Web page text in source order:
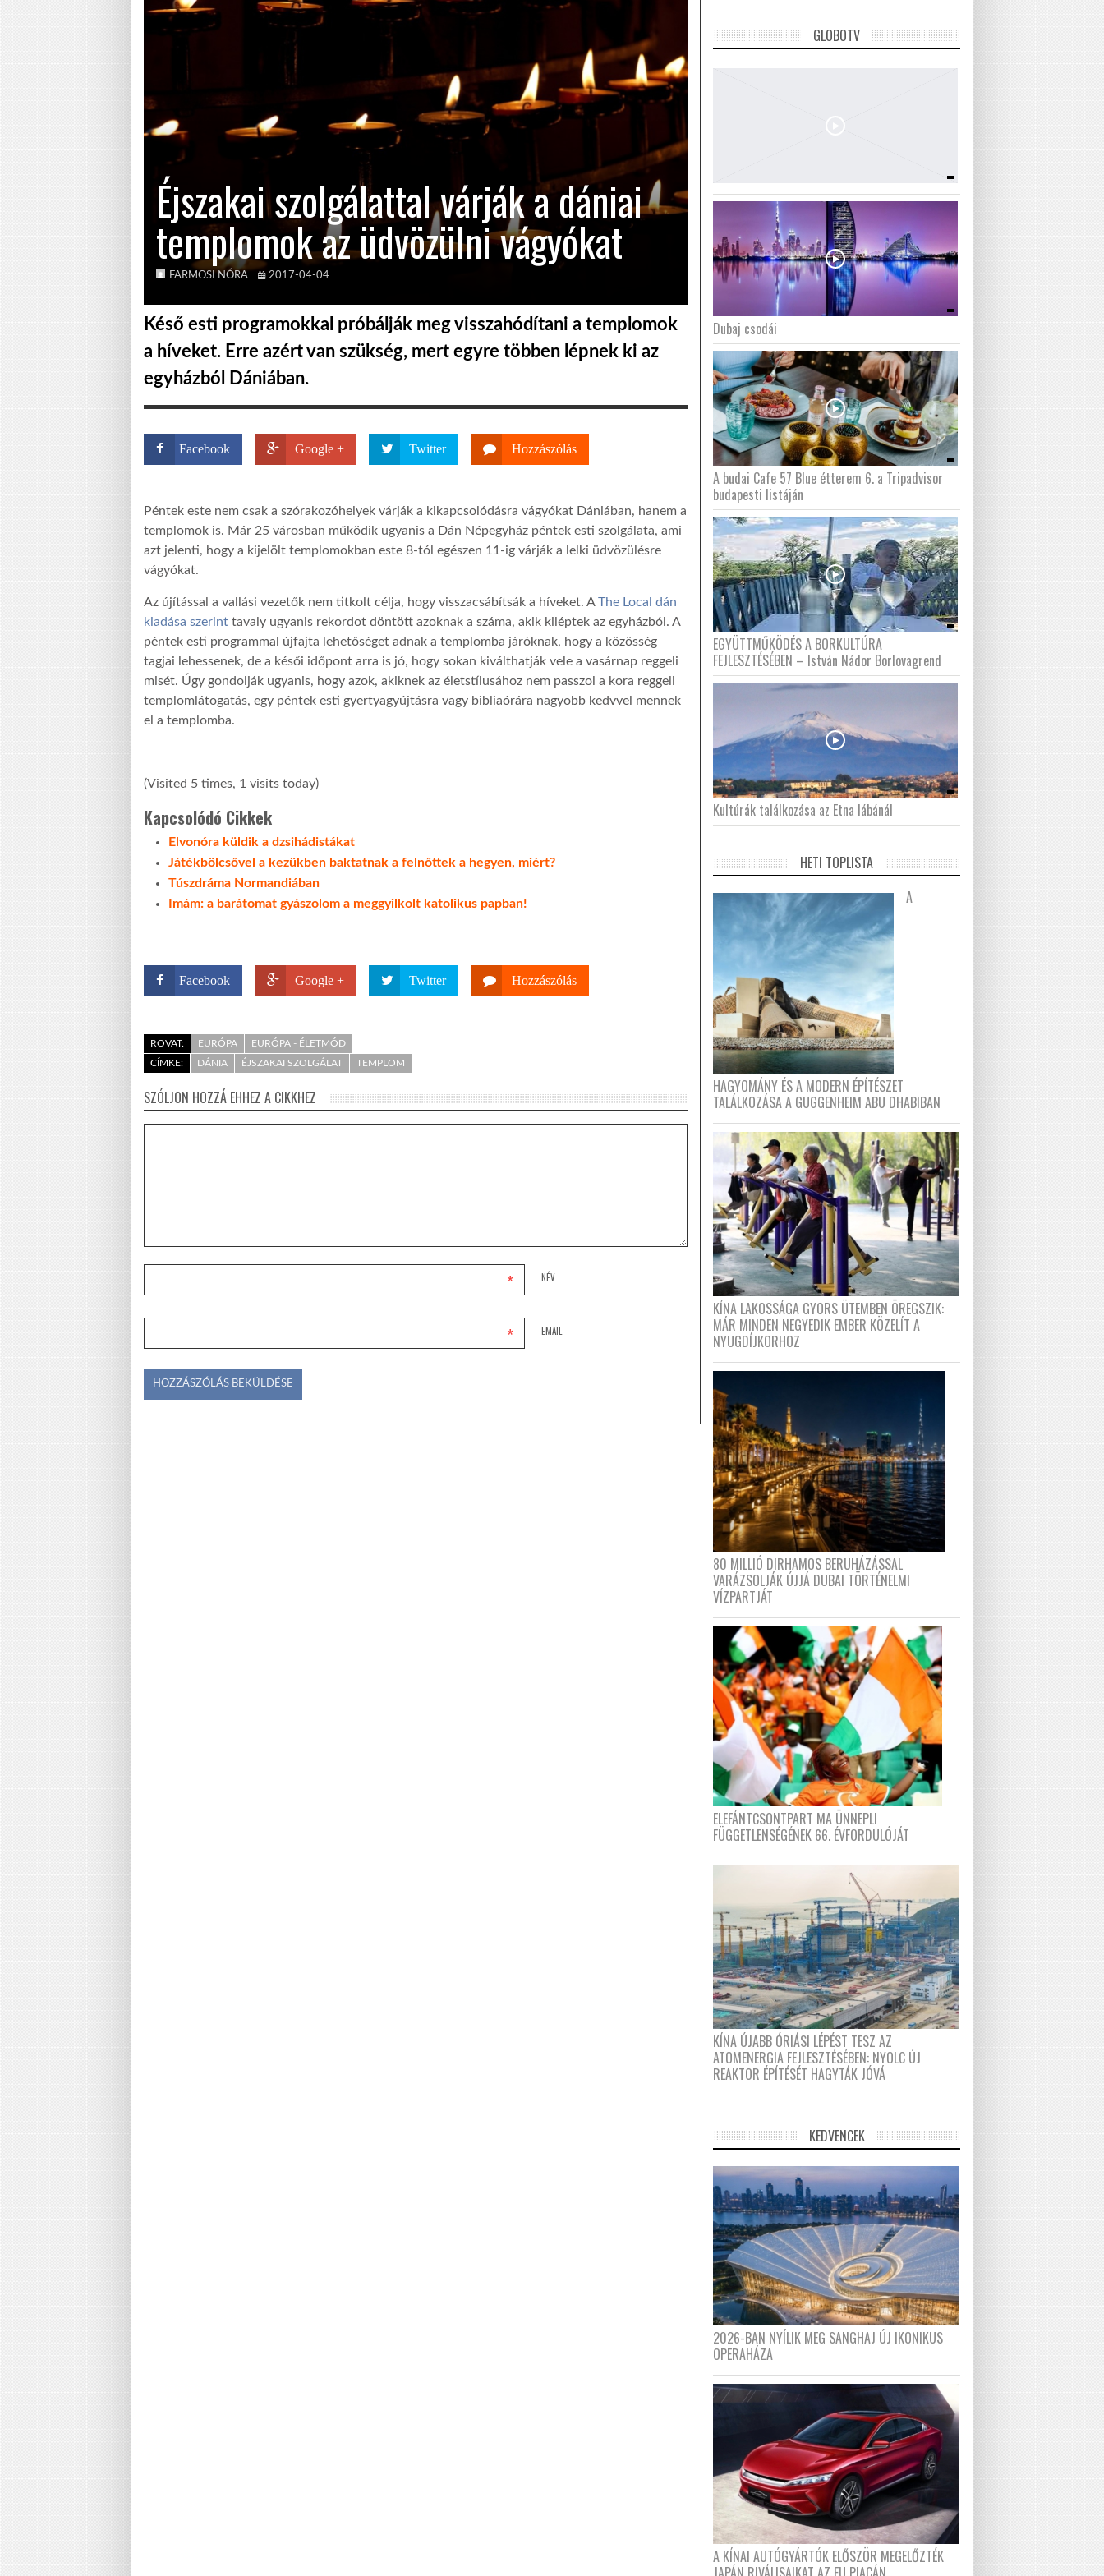
Éjszakai szolgálattal várják a dániai
templomok az üdvözülni vágyókat
FARMOSI NÓRA 2017-04-04
Késő esti programokkal próbálják meg visszahódítani a templomok
a híveket. Erre azért van szükség, mert egyre többen lépnek ki az
egyházból Dániában.
Facebook Google + Twitter Hozzászólás
Péntek este nem csak a szórakozóhelyek várják a kikapcsolódásra vágyókat Dániában, hanem a
templomok is. Már 25 városban működik ugyanis a Dán Népegyház péntek esti szolgálata, ami
azt jelenti, hogy a kijelölt templomokban este 8-tól egészen 11-ig várják a lelki üdvözülésre
vágyókat.
Az újítással a vallási vezetők nem titkolt célja, hogy visszacsábítsák a híveket. AThe Local dán
kiadása szerint tavaly ugyanis rekordot döntött azoknak a száma, akik kiléptek az egyházból. A
péntek esti programmal újfajta lehetőséget adnak a templomba járóknak, hogy a közösség
tagjai lehessenek, de a késői időpont arra is jó, hogy sokan kiválthatják vele a vasárnap reggeli
misét. Úgy gondolják ugyanis, hogy azok, akiknek az életstílusához nem passzol a kora reggeli
templomlátogatás, egy péntek esti gyertyagyújtásra vagy bibliaórára nagyobb kedvvel mennek
el a templomba.
(Visited 5 times, 1 visits today)
Kapcsolódó Cikkek
Elvonóra küldik a dzsihádistákat
Játékbölcsővel a kezükben baktatnak a felnőttek a hegyen, miért?
Túszdráma Normandiában
Imám: a barátomat gyászolom a meggyilkolt katolikus papban!
Facebook Google + Twitter Hozzászólás
ROVAT: EURÓPA
EURÓPA - ÉLETMÓD
CÍMKE:
DÁNIA ÉJSZAKAI SZOLGÁLAT TEMPLOM
SZÓLJON HOZZÁ EHHEZ A CIKKHEZ
NÉV
*
EMAIL
*
GLOBOTV
Dubaj csodái
A budai Cafe 57 Blue étterem 6. a Tripadvisor
budapesti listáján
EGYÜTTMŰKÖDÉS A BORKULTÚRA
FEJLESZTÉSÉBEN – István Nádor Borlovagrend
Kultúrák találkozása az Etna lábánál
HETI TOPLISTA
A
HAGYOMÁNY ÉS A MODERN ÉPÍTÉSZET
TALÁLKOZÁSA A GUGGENHEIM ABU DHABIBAN
KÍNA LAKOSSÁGA GYORS ÜTEMBEN ÖREGSZIK:
MÁR MINDEN NEGYEDIK EMBER KÖZELÍT A
NYUGDÍJKORHOZ
80 MILLIÓ DIRHAMOS BERUHÁZÁSSAL
VARÁZSOLJÁK ÚJJÁ DUBAI TÖRTÉNELMI
VÍZPARTJÁT
ELEFÁNTCSONTPART MA ÜNNEPLI
FÜGGETLENSÉGÉNEK 66. ÉVFORDULÓJÁT
KÍNA ÚJABB ÓRIÁSI LÉPÉST TESZ AZ
ATOMENERGIA FEJLESZTÉSÉBEN: NYOLC ÚJ
REAKTOR ÉPÍTÉSÉT HAGYTÁK JÓVÁ
KEDVENCEK
2026-BAN NYÍLIK MEG SANGHAJ ÚJ IKONIKUS
OPERAHÁZA
A KÍNAI AUTÓGYÁRTÓK ELŐSZÖR MEGELŐZTÉK